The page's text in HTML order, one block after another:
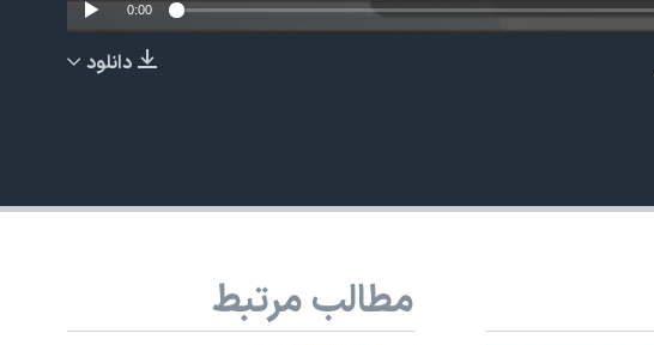
EMBED
0:00
دانلود
مطالب مرتبط